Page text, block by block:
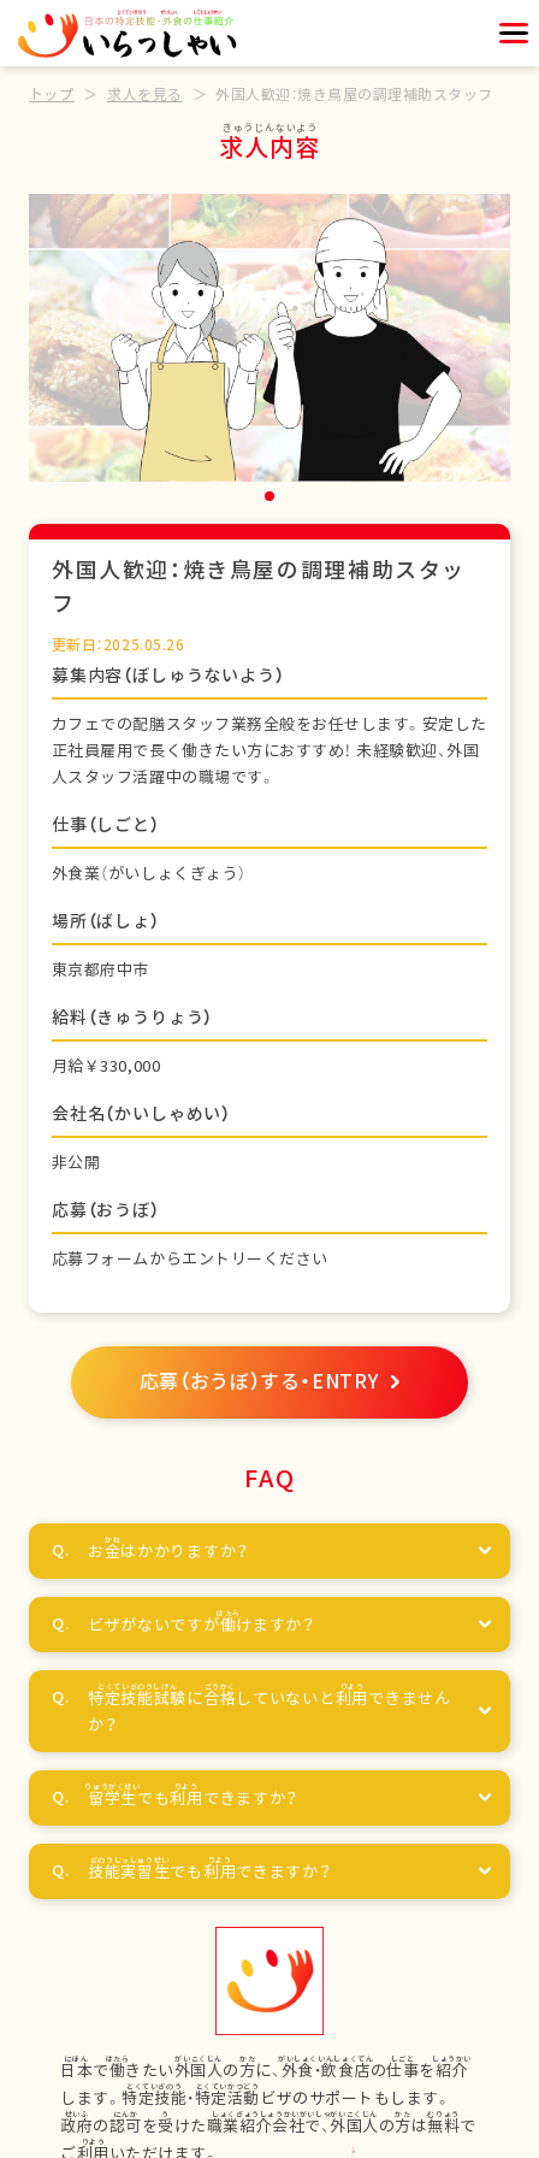
トップ 求人を見る 外国人歓迎：焼き鳥屋の調理補助スタッフ
求人内容
外国人歓迎：焼き鳥屋の調理補助スタッ
フ
更新日：2025.05.26
募集内容（ぼしゅうないよう）
カフェでの配膳スタッフ業務全般をお任せします。安定した
正社員雇用で長く働きたい方におすすめ！ 未経験歓迎、外国
人スタッフ活躍中の職場です。
仕事（しごと）
外食業（がいしょくぎょう）
場所（ばしょ）
東京都府中市
給料（きゅうりょう）
月給￥330,000
会社名（かいしゃめい）
非公開
応募（おうぼ）
応募フォームからエントリーください
応募（おうぼ）する・ENTRY
FAQ
お金はかかりますか？
ビザがないですが働けますか？
特定技能試験に合格 していないと利用 できません
か？
留学生でも利用 できますか？
技能実習生でも利用できますか？
日本で働きたい外国人の方に、 外食 ・飲食店の仕事を紹介
します。特定技能・特定活動 ビザのサポートもします。
政府の認可を受けた職業紹介会社で、 外国人の方は無料で
ご利用 いただけます。